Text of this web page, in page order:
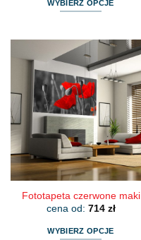
WYBIERZ OPCJE
ma
wiele
wariantów.
Opcje
można
wybrać
stronie
produktu
Fototapeta czerwone maki
cena od: 714 zł
WYBIERZ OPCJE